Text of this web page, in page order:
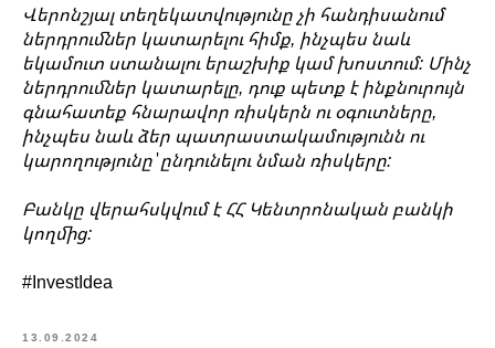
Վերոնշյալ տեղեկատվությունը չի հանդիսանում
ներդրումներ կատարելու հիմք, ինչպես նաև
եկամուտ ստանալու երաշխիք կամ խոստում: Մինչ
ներդրումներ կատարելը, դուք պետք է ինքնուրույն
գնահատեք հնարավոր ռիսկերն ու օգուտները,
ինչպես նաև ձեր պատրաստակամությունն ու
կարողությունը՝ ընդունելու նման ռիսկերը:
Բանկը վերահսկվում է ՀՀ Կենտրոնական բանկի
կողմից:
#InvestIdea
13.09.2024